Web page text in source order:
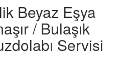
Beyaz Eşya
/ Bulaşık
Servisi